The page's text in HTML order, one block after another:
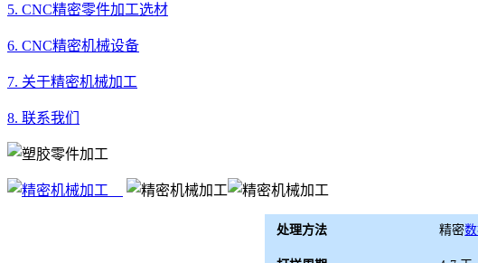
5. CNC精密零件加工选材
6. CNC精密机械设备
7. 关于精密机械加工
8. 联系我们
处理方法 精密